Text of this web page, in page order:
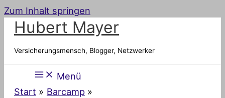
Zum Inhalt springen
Hubert Mayer
Versicherungsmensch, Blogger, Netzwerker
Menü
Start
Barcamp